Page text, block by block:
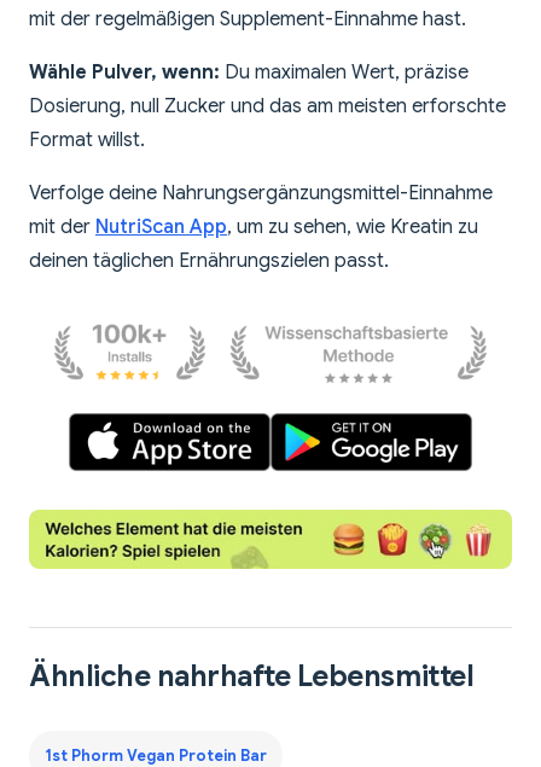
mit der regelmäßigen Supplement-Einnahme hast.
Wähle Pulver, wenn: Du maximalen Wert, präzise
Dosierung, null Zucker und das am meisten erforschte
Format willst.
Verfolge deine Nahrungsergänzungsmittel-Einnahme
mit der NutriScan App, um zu sehen, wie Kreatin zu
deinen täglichen Ernährungszielen passt.
Ähnliche nahrhafte Lebensmittel
1st Phorm Vegan Protein Bar